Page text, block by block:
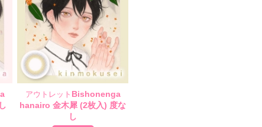
アウトレット Bishonenga
hanairo 金木犀 (2枚入) 度な
し